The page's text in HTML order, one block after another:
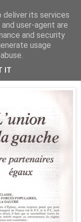
deliver its services
user-agent are
and security
usage
IT